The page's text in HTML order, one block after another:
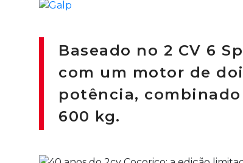
Baseado no 2 CV 6
com um motor de
potência,
600 kg.